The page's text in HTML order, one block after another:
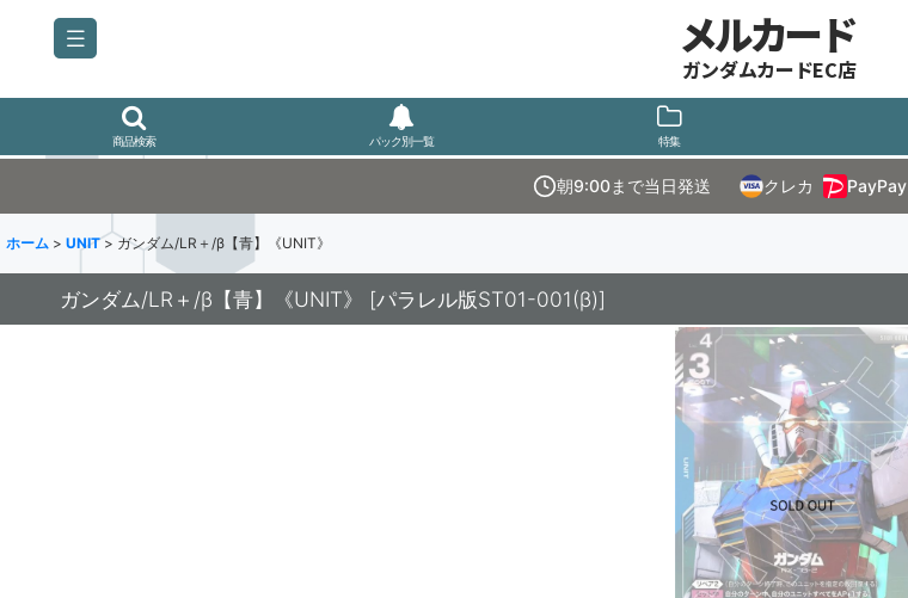
メルカード
ガンダムカードEC店
商品検索 パック別一覧 特集
朝9:00まで当日発送 クレカ PayPay
ホーム > UNIT > ガンダム/LR＋/β【青】《UNIT》
ガンダム/LR＋/β【青】《UNIT》 [パラレル版ST01-001(β)]